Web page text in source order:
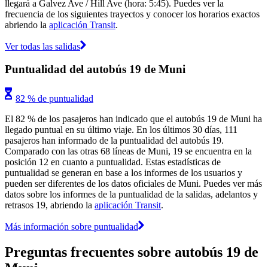
llegará a Galvez Ave / Hill Ave (hora: 5:45). Puedes ver la
frecuencia de los siguientes trayectos y conocer los horarios exactos
abriendo la aplicación Transit.
Ver todas las salidas
Puntualidad del autobús 19 de Muni
82 % de puntualidad
El 82 % de los pasajeros han indicado que el autobús 19 de Muni ha
llegado puntual en su último viaje. En los últimos 30 días, 111
pasajeros han informado de la puntualidad del autobús 19.
Comparado con las otras 68 líneas de Muni, 19 se encuentra en la
posición 12 en cuanto a puntualidad. Estas estadísticas de
puntualidad se generan en base a los informes de los usuarios y
pueden ser diferentes de los datos oficiales de Muni. Puedes ver más
datos sobre los informes de la puntualidad de la salidas, adelantos y
retrasos 19, abriendo la aplicación Transit.
Más información sobre puntualidad
Preguntas frecuentes sobre autobús 19 de